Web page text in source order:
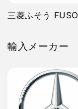
三菱ふそう FUSO
輸入メーカー